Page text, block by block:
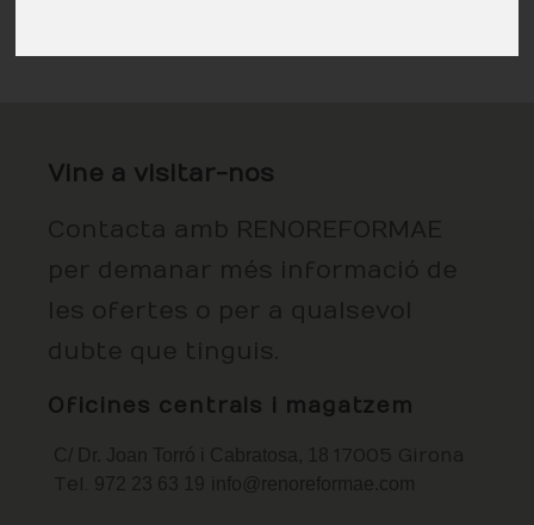
Vine a visitar-nos
Oficines centrals i magatzem